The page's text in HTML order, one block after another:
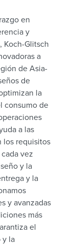
en
y
Koch-Glitsch
a
de Asia-
de
la
consumo de
a las
los requisitos
vez
y la
y la
y avanzadas
más
el
y la